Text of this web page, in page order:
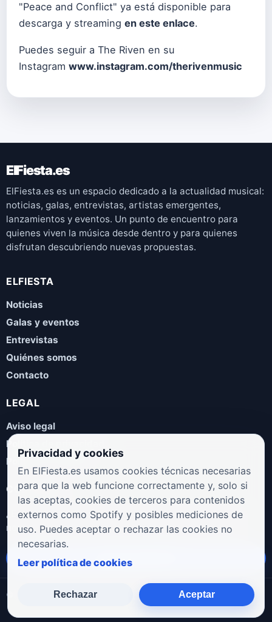
"Peace and Conflict" ya está disponible para
descarga y streaming en este enlace.
Puedes seguir a The Riven en su
Instagram www.instagram.com/therivenmusic
ElFiesta.es
ElFiesta.es es un espacio dedicado a la actualidad musical:
noticias, galas, entrevistas, artistas emergentes,
lanzamientos y eventos. Un punto de encuentro para
quienes viven la música desde dentro y para quienes
disfrutan descubriendo nuevas propuestas.
ELFIESTA
Noticias
Galas y eventos
Entrevistas
Quiénes somos
Contacto
LEGAL
Aviso legal
Política de privacidad
Política de cookies
COLABORA
¿Eres artista, manager, sello o promotor? Envíanos tus
novedades, galas, entrevistas o propuestas musicales.
Enviar propuesta
© 2026 ElFiesta.es Noticias · Galas · Entrevistas · Música
Privacidad y cookies
En ElFiesta.es usamos cookies técnicas necesarias
para que la web funcione correctamente y, solo si
las aceptas, cookies de terceros para contenidos
externos como Spotify y posibles mediciones de
uso. Puedes aceptar o rechazar las cookies no
necesarias.
Leer política de cookies
Rechazar Aceptar